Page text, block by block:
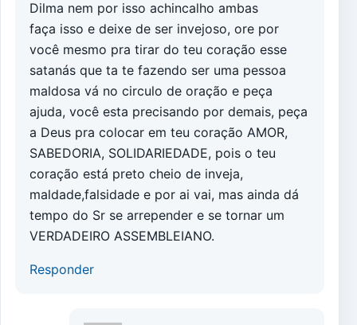
Dilma nem por isso achincalho ambas
faça isso e deixe de ser invejoso, ore por
você mesmo pra tirar do teu coração esse
satanás que ta te fazendo ser uma pessoa
maldosa vá no circulo de oração e peça
ajuda, você esta precisando por demais, peça
a Deus pra colocar em teu coração AMOR,
SABEDORIA, SOLIDARIEDADE, pois o teu
coração está preto cheio de inveja,
maldade,falsidade e por ai vai, mas ainda dá
tempo do Sr se arrepender e se tornar um
VERDADEIRO ASSEMBLEIANO.
Responder